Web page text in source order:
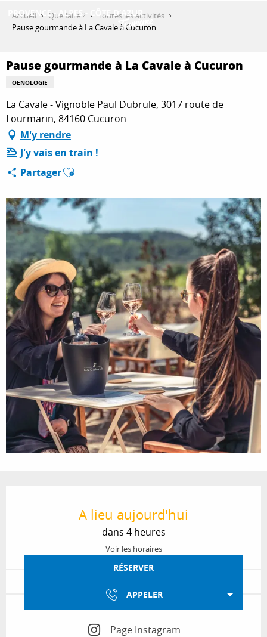
contenu
QUE FAIRE ?
SÉJOURNER
ESPACE PRO
Accueil Que faire ?
Toutes les activités
Pause gourmande à La Cavale à Cucuron
Pause gourmande à La Cavale à Cucuron
OENOLOGIE
La Cavale - Vignoble Paul Dubrule, 3017 route de
Lourmarin, 84160 Cucuron
M'y rendre
J'y vais en train !
PartagerAjouter aux favoris
A lieu aujourd'hui
dans 4 heures
Voir les horaires
RÉSERVER
APPELER
Page Instagram